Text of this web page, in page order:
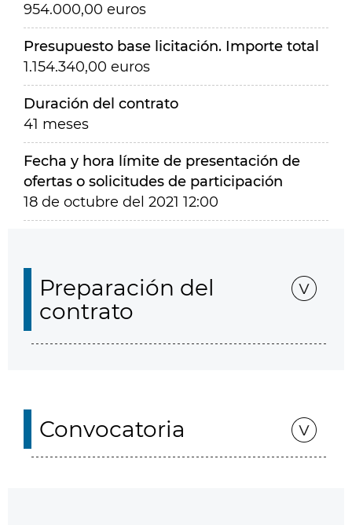
954.000,00 euros
Presupuesto base licitación. Importe total
1.154.340,00 euros
Duración del contrato
41 meses
Fecha y hora límite de presentación de
ofertas o solicitudes de participación
18 de octubre del 2021 12:00
Preparación del
contrato
Convocatoria